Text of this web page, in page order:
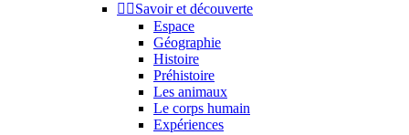
 Savoir et découverte
Espace
Géographie
Histoire
Préhistoire
Les animaux
Le corps humain
Expériences